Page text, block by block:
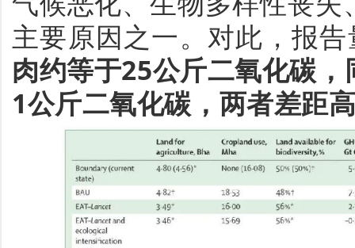
主要原因之一。对此， 报告
肉约等于25公斤二氧化碳
1公斤二氧化碳 ，两者差距